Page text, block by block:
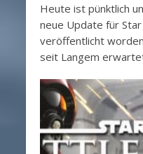
Heute ist pünktlich
neue Update für
veröffentlicht
seit Langem